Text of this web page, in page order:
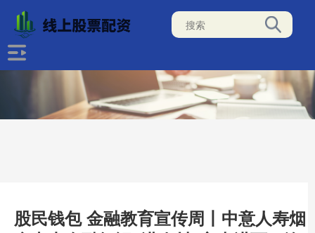
股民钱包 金融教育宣传周丨中意人寿烟